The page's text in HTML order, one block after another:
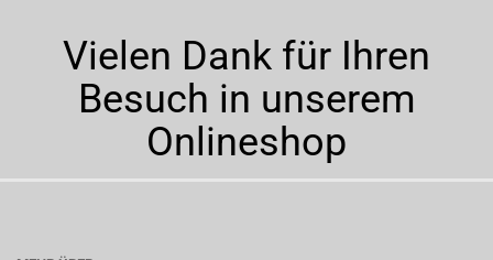
Vielen Dank für Ihren
Besuch in unserem
Onlineshop